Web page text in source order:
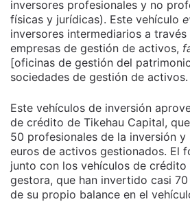
inversores profesionales y no
físicas y jurídicas). Este vehículo
inversores intermediarios a través
empresas de gestión de activos,
[oficinas de gestión del
sociedades de gestión de activos.
Este vehículos de inversión
de crédito de Tikehau Capital,
50 profesionales de la inversión
euros de activos gestionados. El
junto con los vehículos de
gestora, que han invertido casi
de su propio balance en el